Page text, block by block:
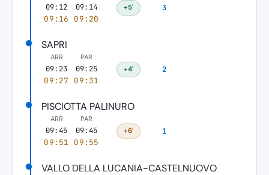
09:12
09:16
09:14
09:20
+5' 3
SAPRI
ARR
09:23
09:27
PAR
09:25
09:31
+4' 2
PISCIOTTA PALINURO
ARR
09:45
09:51
PAR
09:45
09:55
+6' 1
VALLO DELLA LUCANIA-CASTELNUOVO